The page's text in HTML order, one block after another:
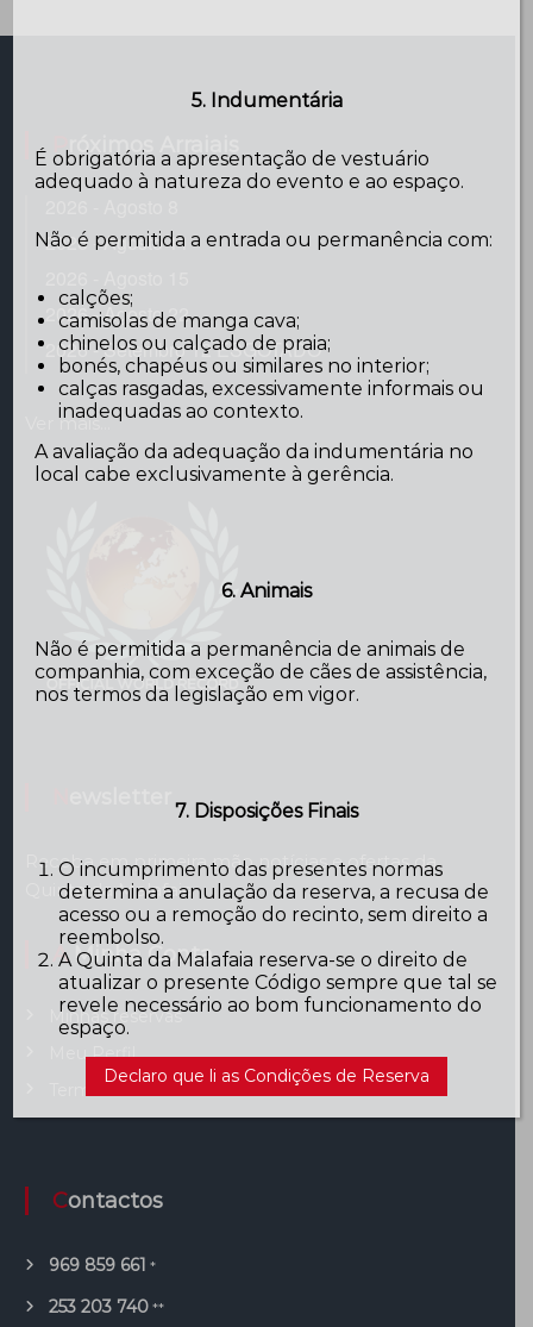
Próximos Arraiais
2026 - Agosto 11
2026 - Agosto 22
2026 - Setembro 12 ESGOTADO
Ver mais...
Receba em primeira mão notícias e ofertas da
Quinta da Malafaia
A Minha Conta
Minhas reservas
Meu Perfil
Terminar Sessão
Contactos
969 859 661 *
253 203 740 **
5. Indumentária
É obrigatória a apresentação de vestuário
adequado à natureza do evento e ao espaço.
Não é permitida a entrada ou permanência com:
calções;
camisolas de manga cava;
chinelos ou calçado de praia;
bonés, chapéus ou similares no interior;
calças rasgadas, excessivamente informais ou
inadequadas ao contexto.
A avaliação da adequação da indumentária no
local cabe exclusivamente à gerência.
6. Animais
Não é permitida a permanência de animais de
companhia, com exceção de cães de assistência,
nos termos da legislação em vigor.
7. Disposições Finais
O incumprimento das presentes normas
determina a anulação da reserva, a recusa de
acesso ou a remoção do recinto, sem direito a
reembolso.
A Quinta da Malafaia reserva-se o direito de
atualizar o presente Código sempre que tal se
revele necessário ao bom funcionamento do
espaço.
Declaro que li as Condições de Reserva